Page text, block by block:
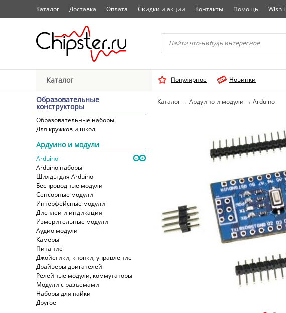
Начните водить название города..
Каталог Доставка Оплата Скидки и акции Контакты Помощь Wish
Каталог Популярное Новинки
Образовательные
конструкторы
Образовательные наборы
Для кружков и школ
Ардуино и модули
Arduino
Arduino наборы
Шилды для Arduino
Беспроводные модули
Сенсорные модули
Интерфейсные модули
Дисплеи и индикация
Измерительные модули
Аудио модули
Камеры
Питание
Джойстики, кнопки, управление
Драйверы двигателей
Релейные модули, коммутаторы
Модули с разъемами
Наборы для пайки
Другое
Каталог → Ардуино и модули → Arduino